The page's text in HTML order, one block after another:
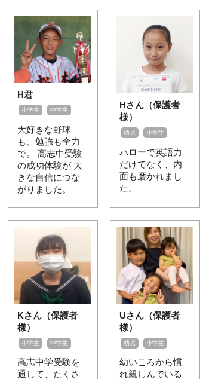
H君
小学生 中学生
大好きな野球
も、勉強も全力
で。 高志中受験
の成功体験が 大
きな自信につな
がりました。
Hさん（保護者
様）
幼児 小学生
ハローで英語力
だけでなく、内
面も磨かれまし
た。
Kさん（保護者
様）
小学生 中学生
高志中学受験を
通して、たくさ
Uさん（保護者
様）
幼児 小学生
幼いころから慣
れ親しんでいる